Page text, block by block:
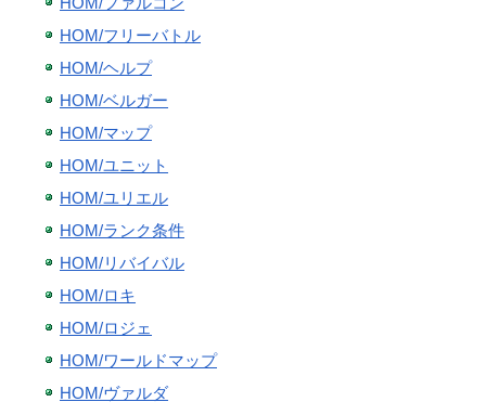
HOM/フリーバトル
HOM/ヘルプ
HOM/ベルガー
HOM/マップ
HOM/ユニット
HOM/ユリエル
HOM/ランク条件
HOM/リバイバル
HOM/ロキ
HOM/ロジェ
HOM/ワールドマップ
HOM/ヴァルダ